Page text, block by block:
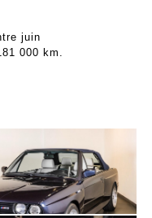
juin
000 km.